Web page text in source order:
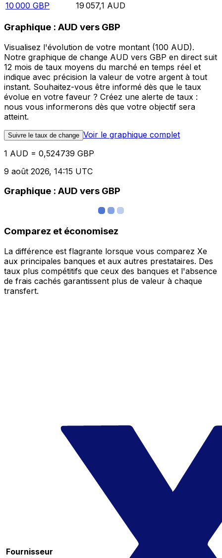
10 000 GBP 19 057,1 AUD
Graphique : AUD vers GBP
Visualisez l'évolution de votre montant (100 AUD).
Notre graphique de change AUD vers GBP en direct suit
12 mois de taux moyens du marché en temps réel et
indique avec précision la valeur de votre argent à tout
instant. Souhaitez-vous être informé dès que le taux
évolue en votre faveur ? Créez une alerte de taux :
nous vous informerons dès que votre objectif sera
atteint.
Suivre le taux de change Voir le graphique complet
1 AUD = 0,524739 GBP
9 août 2026, 14:15 UTC
Graphique : AUD vers GBP
Comparez et économisez
La différence est flagrante lorsque vous comparez Xe
aux principales banques et aux autres prestataires. Des
taux plus compétitifs que ceux des banques et l'absence
de frais cachés garantissent plus de valeur à chaque
transfert.
Fournisseur